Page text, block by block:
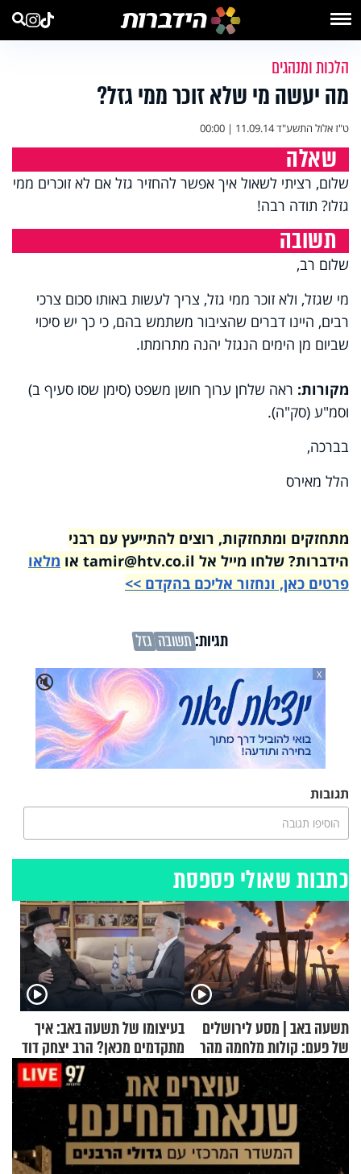
הלכות ומנהגים
מה יעשה מי שלא זוכר ממי גזל?
ט"ז אלול התשע"ד11.09.14 | 00:00
שאלה
שלום, רציתי לשאול איך אפשר להחזיר גזל אם לא זוכרים ממי
גזלו? תודה רבה!
תשובה
שלום רב,
מי שגזל, ולא זוכר ממי גזל, צריך לעשות באותו סכום צרכי
רבים, היינו דברים שהציבור משתמש בהם, כי כך יש סיכוי
שביום מן הימים הנגזל יהנה מתרומתו.
מקורות: ראה שלחן ערוך חושן משפט (סימן שסו סעיף ב)
וסמ"ע (סק"ה).
בברכה,
הלל מאירס
מתחזקים ומתחזקות, רוצים להתייעץ עם רבני
הידברות? שלחו מייל אל tamir@htv.co.il או
מלאו
פרטים כאן, ונחזור אליכם בהקדם >>
תגיות:תשובה גזל
🔇
X
תגובות
הוסיפו תגובה
כתבות שאולי פספסת
תשעה באב | מסע לירושלים
של פעם: קולות מלחמה מהר
הזיתים
בעיצומו של תשעה באב: איך
מתקדמים מכאן? הרב יצחק דוד
גרוסמן בשיחה מיוחדת